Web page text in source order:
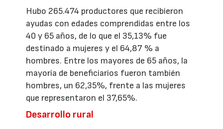
Hubo 265.474 productores que recibieron
ayudas con edades comprendidas entre los
40 y 65 años, de lo que el 35,13% fue
destinado a mujeres y el 64,87 % a
hombres. Entre los mayores de 65 años, la
mayoría de beneficiarios fueron también
hombres, un 62,35%, frente a las mujeres
que representaron el 37,65%.
Desarrollo rural